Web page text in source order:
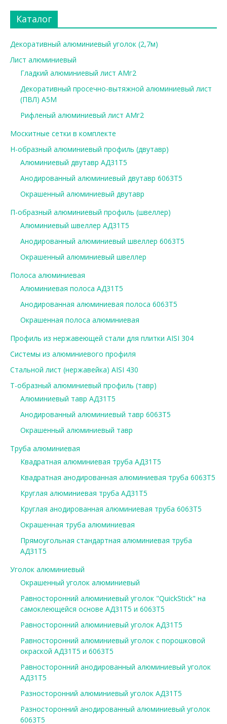
Каталог
Декоративный алюминиевый уголок (2,7м)
Лист алюминиевый
Гладкий алюминиевый лист АМг2
Декоративный просечно-вытяжной алюминиевый лист
(ПВЛ) А5М
Рифленый алюминиевый лист АМг2
Москитные сетки в комплекте
Н-образный алюминиевый профиль (двутавр)
Алюминиевый двутавр АД31Т5
Анодированный алюминиевый двутавр 6063Т5
Окрашенный алюминиевый двутавр
П-образный алюминиевый профиль (швеллер)
Алюминиевый швеллер АД31Т5
Анодированный алюминиевый швеллер 6063Т5
Окрашенный алюминиевый швеллер
Полоса алюминиевая
Алюминиевая полоса АД31Т5
Анодированная алюминиевая полоса 6063Т5
Окрашенная полоса алюминиевая
Профиль из нержавеющей стали для плитки AISI 304
Системы из алюминиевого профиля
Стальной лист (нержавейка) AISI 430
Т-образный алюминиевый профиль (тавр)
Алюминиевый тавр АД31Т5
Анодированный алюминиевый тавр 6063Т5
Окрашенный алюминиевый тавр
Труба алюминиевая
Квадратная алюминиевая труба АД31Т5
Квадратная анодированная алюминиевая труба 6063Т5
Круглая алюминиевая труба АД31Т5
Круглая анодированная алюминиевая труба 6063Т5
Окрашенная труба алюминиевая
Прямоугольная стандартная алюминиевая труба
АД31Т5
Уголок алюминиевый
Окрашенный уголок алюминиевый
Равносторонний алюминиевый уголок "QuickStick" на
самоклеющейся основе АД31Т5 и 6063Т5
Равносторонний алюминиевый уголок АД31Т5
Равносторонний алюминиевый уголок с порошковой
окраской АД31Т5 и 6063Т5
Равносторонний анодированный алюминиевый уголок
АД31Т5
Разносторонний алюминиевый уголок АД31Т5
Разносторонний анодированный алюминиевый уголок
6063Т5